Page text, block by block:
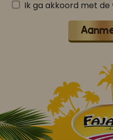
Ik ga akkoord met de